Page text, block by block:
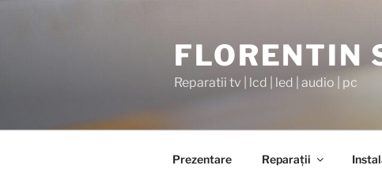
FLORENTIN
Reparatii tv | lcd | led | audio | pc
Prezentare Reparaţii